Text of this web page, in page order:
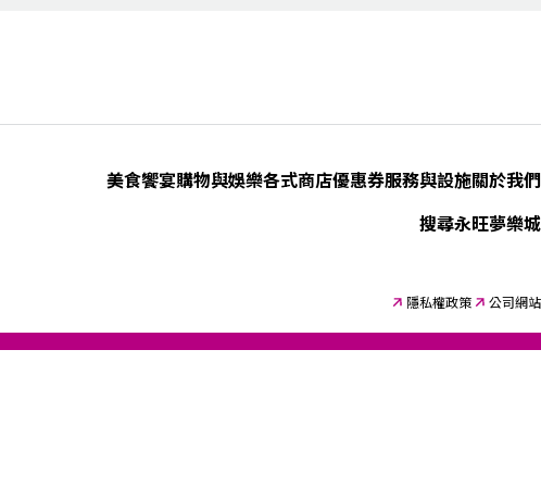
美食饗宴購物與娛樂各式商店優惠券服務與設施關於我們
搜尋永旺夢樂城
隱私權政策 公司網站